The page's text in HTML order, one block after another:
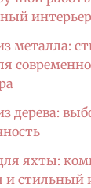
интерьер
металла:
дерева:
яхты:
и стильный